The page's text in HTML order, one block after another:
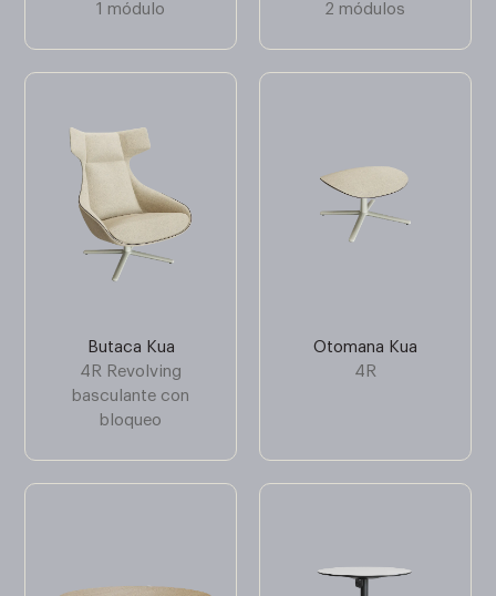
1 módulo
2 módulos
Butaca Kua
4R Revolving
basculante con
bloqueo
Otomana Kua
4R